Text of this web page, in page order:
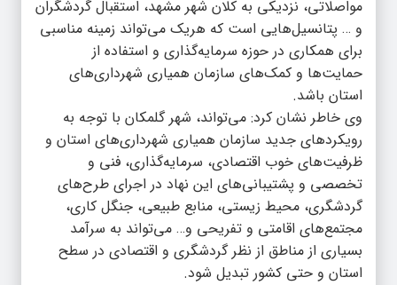
مواصلاتی، نزدیکی به کلان شهر مشهد، استقبال گردشگران
و … پتانسیل‌هایی است که هریک می‌تواند زمینه مناسبی
برای همکاری در حوزه سرمایه‌گذاری و استفاده از
حمایت‌ها و کمک‌های سازمان همیاری شهرداری‌های
استان باشد.
وی خاطر نشان کرد: می‌تواند، شهر گلمکان با توجه به
رویکردهای جدید سازمان همیاری شهرداری‌های استان و
ظرفیت‌های خوب اقتصادی، سرمایه‌گذاری، فنی و
تخصصی و پشتیبانی‌های این نهاد در اجرای طرح‌های
گردشگری، محیط زیستی، منابع طبیعی، جنگل کاری،
مجتمع‌های اقامتی و تفریحی و… می‌تواند به سرآمد
بسیاری از مناطق از نظر گردشگری و اقتصادی در سطح
استان و حتی کشور تبدیل شود.